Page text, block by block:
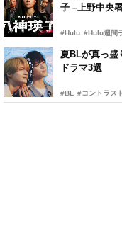
子 –上野中央
#Hulu #Hulu週間
夏BLが真っ盛
ドラマ3選
#BL #コントラスト